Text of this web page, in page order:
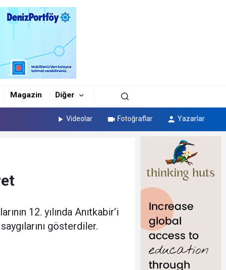
Magazin Diğer
Videolar Fotoğraflar Yazarlar
12. yılında Anıtkabir’i
gösterdiler.